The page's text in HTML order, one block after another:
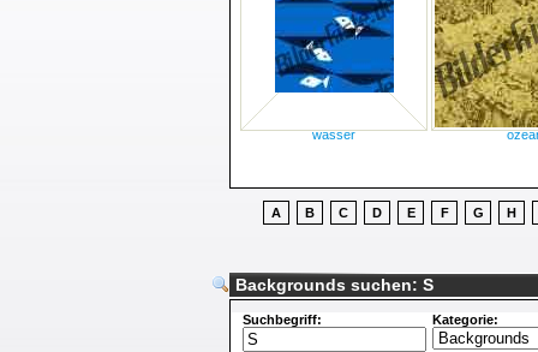
wasser
A B C D E F G H
Backgrounds suchen: S
Suchbegriff: Kategorie: